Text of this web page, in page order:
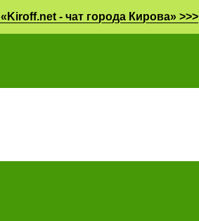
- чат города Кирова» >>>